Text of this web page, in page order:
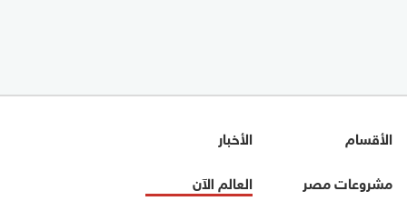
الأقسام
الأخبار
مشروعات مصر
العالم الآن